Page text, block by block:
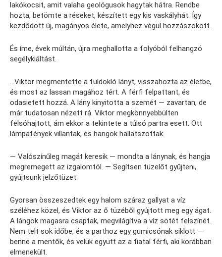
lakókocsit, amit valaha geológusok hagytak hátra. Rendbe
hozta, betömte a réseket, készített egy kis vaskályhát. Így
kezdődött új, magányos élete, amelyhez végül hozzászokott.
És íme, évek múltán, újra meghallotta a folyóból felhangzó
segélykiáltást.
…Viktor megmentette a fuldokló lányt, visszahozta az életbe,
és most az lassan magához tért. A férfi felpattant, és
odasietett hozzá. A lány kinyitotta a szemét — zavartan, de
már tudatosan nézett rá. Viktor megkönnyebbülten
felsóhajtott, ám ekkor a tekintete a túlsó partra esett. Ott
lámpafények villantak, és hangok hallatszottak.
— Valószínűleg magát keresik — mondta a lánynak, és hangja
megremegett az izgalomtól. — Segítsen tüzelőt gyűjteni,
gyújtsunk jelzőtüzet.
Gyorsan összeszedtek egy halom száraz gallyat a víz
széléhez közel, és Viktor az ő tüzéből gyújtott meg egy ágat.
A lángok magasra csaptak, megvilágítva a víz sötét felszínét.
Nem telt sok időbe, és a parthoz egy gumicsónak siklott —
benne a mentők, és velük együtt az a fiatal férfi, aki korábban
elmenekült.